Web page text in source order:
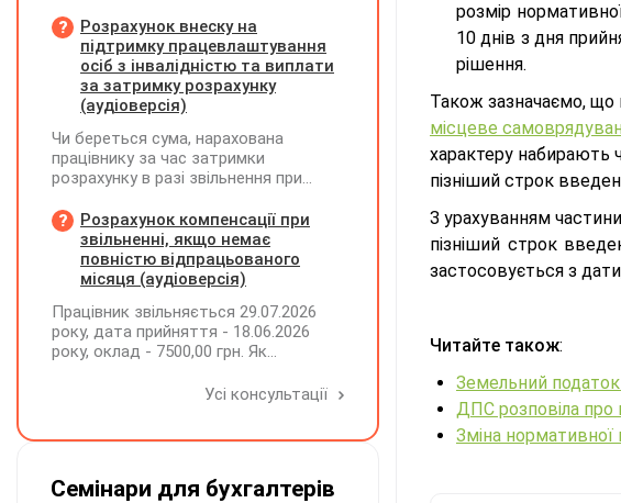
розмір
10 днів з дня
рішення.
Також зазначаємо, що
місцеве
характеру набирають
пізніший строк
З урахуванням частини
пізніший строк
застосовується з
Читайте також:
Земельний
ДПС розповіла про
Зміна
місцем роботи та за сумісництвом,
чи рахується це як два роботодавці?
Розрахунок внеску на
підтримку працевлаштування
осіб з інвалідністю та виплати
за затримку розрахунку
(аудіоверсія)
Чи береться сума, нарахована
працівнику за час затримки
розрахунку в разі звільнення при
заробітної плати (винагороди), для
розрахунку внеску на підтримку
працевлаштування осіб з
інвалідністю?
Розрахунок компенсації при
звільненні, якщо немає
повністю відпрацьованого
місяця (аудіоверсія)
Працівник звільняється 29.07.2026
року, дата прийняття - 18.06.2026
року, оклад - 7500,00 грн. Як
невикористаних днів відпустки при
Усі консультації
Семінари для бухгалтерів